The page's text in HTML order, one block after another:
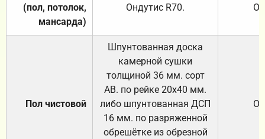
(пол, потолок,
мансарда)
Ондутис R70.
Пол чистовой
Шпунтованная доска
камерной сушки
толщиной 36 мм. сорт
АВ. по рейке 20х40 мм.
либо шпунтованная ДСП
16 мм. по разряженной
обрешётке из обрезной